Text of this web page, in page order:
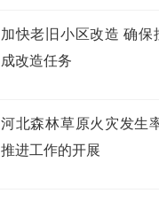
加快老旧小区改造 确保
成改造任务
河北森林草原火灾发生
推进工作的开展